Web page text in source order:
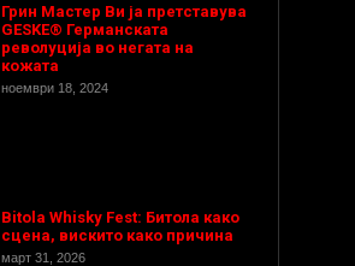
Грин Мастер Ви ја претставува
GESKE® Германската
револуција во негата на
кожата
ноември 18, 2024
Bitola Whisky Fest: Битола како
сцена, вискито како причина
март 31, 2026